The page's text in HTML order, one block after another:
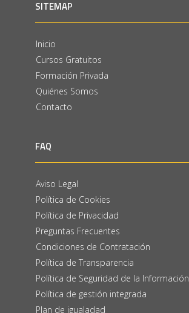
SITEMAP
Inicio
Cursos Gratuitos
Formación Privada
Quiénes Somos
Contacto
FAQ
Aviso Legal
Política de Cookies
Política de Privacidad
Preguntas Frecuentes
Condiciones de Contratación
Política de Transparencia
Política de Seguridad de la Información
Política de gestión integrada
Plan de igualadad